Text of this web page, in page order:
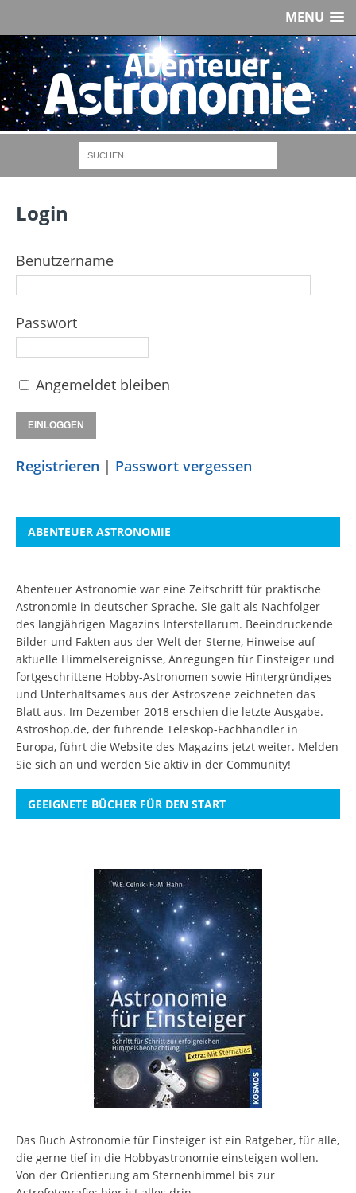
MENU
Login
Benutzername
Passwort
Angemeldet bleiben
Registrieren | Passwort vergessen
ABENTEUER ASTRONOMIE
Abenteuer Astronomie war eine Zeitschrift für praktische
Astronomie in deutscher Sprache. Sie galt als Nachfolger
des langjährigen Magazins Interstellarum. Beeindruckende
Bilder und Fakten aus der Welt der Sterne, Hinweise auf
aktuelle Himmelsereignisse, Anregungen für Einsteiger und
fortgeschrittene Hobby-Astronomen sowie Hintergründiges
und Unterhaltsames aus der Astroszene zeichneten das
Blatt aus. Im Dezember 2018 erschien die letzte Ausgabe.
Astroshop.de, der führende Teleskop-Fachhändler in
Europa, führt die Website des Magazins jetzt weiter. Melden
Sie sich an und werden Sie aktiv in der Community!
GEEIGNETE BÜCHER FÜR DEN START
Das Buch Astronomie für Einsteiger ist ein Ratgeber, für alle,
die gerne tief in die Hobbyastronomie einsteigen wollen.
Von der Orientierung am Sternenhimmel bis zur